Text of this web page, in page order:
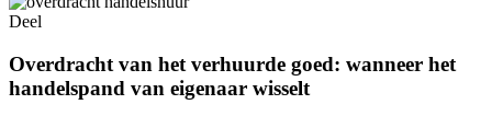
Deel
Overdracht van het verhuurde goed: wanneer het
handelspand van eigenaar wisselt